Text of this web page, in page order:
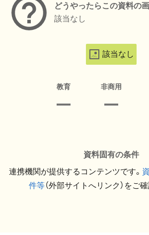
どうやったらこの資料の
該当なし
該当なし
教育 非商用
資料固有の条件
連携機関が提供するコンテンツです。
件等（外部サイトへリンク）をご